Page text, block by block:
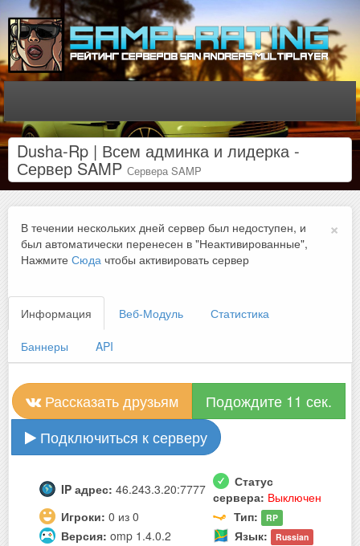
Dusha-Rp | Всем админка и лидерка -
Сервер SAMP Сервера SAMP
×
В течении нескольких дней сервер был недоступен, и
был автоматически перенесен в "Неактивированные",
Нажмите Сюда чтобы активировать сервер
Информация Веб-Модуль Статистика
Баннеры API
Рассказать друзьям
Подождите 10 сек.
Подключиться к серверу
IP адрес: 46.243.3.20:7777
Статус
сервера: Выключен
Игроки: 0 из 0 Тип: RP
Версия: omp 1.4.0.2 Язык: Russian